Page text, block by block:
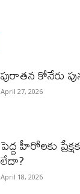
పురాత‌న కోనేరు
April 27, 2026
పెద్ద హీరోల‌కు
లేదా?
April 18, 2026